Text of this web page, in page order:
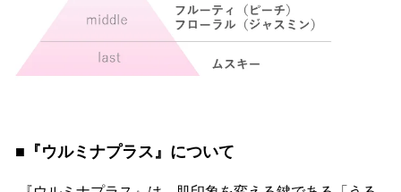
■『ウルミナプラス』について